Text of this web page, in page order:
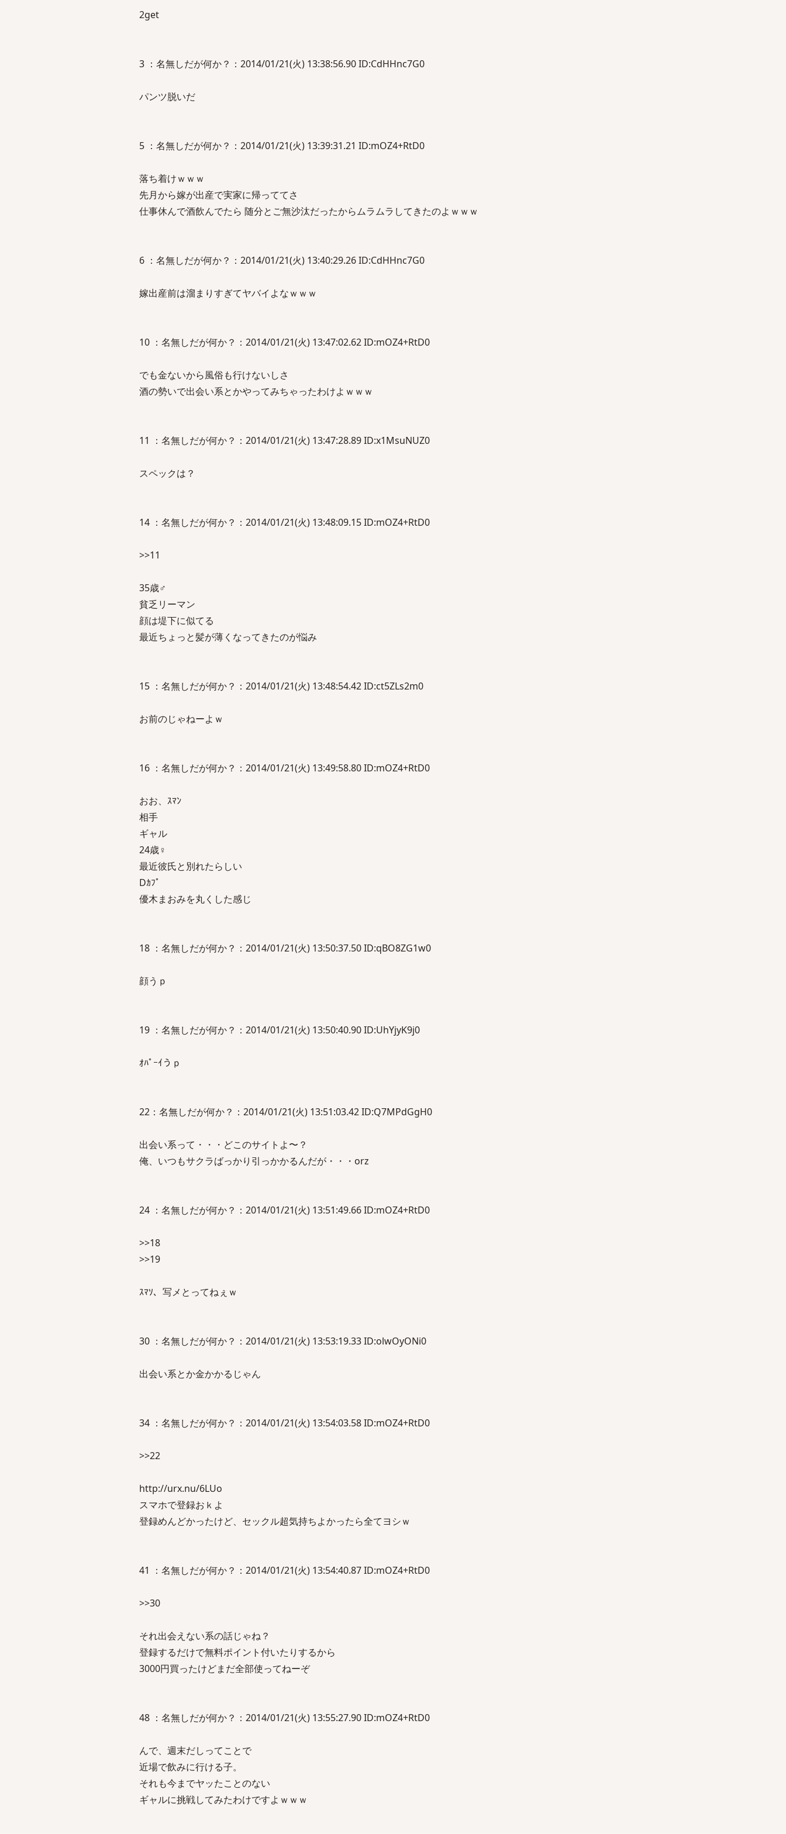
2get
3 ：名無しだが何か？：2014/01/21(火) 13:38:56.90 ID:CdHHnc7G0
パンツ脱いだ
5 ：名無しだが何か？：2014/01/21(火) 13:39:31.21 ID:mOZ4+RtD0
落ち着けｗｗｗ
先月から嫁が出産で実家に帰っててさ
仕事休んで酒飲んでたら 随分とご無沙汰だったからムラムラしてきたのよｗｗｗ
6 ：名無しだが何か？：2014/01/21(火) 13:40:29.26 ID:CdHHnc7G0
嫁出産前は溜まりすぎてヤバイよなｗｗｗ
10 ：名無しだが何か？：2014/01/21(火) 13:47:02.62 ID:mOZ4+RtD0
でも金ないから風俗も行けないしさ
酒の勢いで出会い系とかやってみちゃったわけよｗｗｗ
11 ：名無しだが何か？：2014/01/21(火) 13:47:28.89 ID:x1MsuNUZ0
スペックは？
14 ：名無しだが何か？：2014/01/21(火) 13:48:09.15 ID:mOZ4+RtD0
>>11
35歳♂
貧乏リーマン
顔は堤下に似てる
最近ちょっと髪が薄くなってきたのが悩み
15 ：名無しだが何か？：2014/01/21(火) 13:48:54.42 ID:ct5ZLs2m0
お前のじゃねーよｗ
16 ：名無しだが何か？：2014/01/21(火) 13:49:58.80 ID:mOZ4+RtD0
おお、ｽﾏﾝ
相手
ギャル
24歳♀
最近彼氏と別れたらしい
Dｶﾌﾟ
優木まおみを丸くした感じ
18 ：名無しだが何か？：2014/01/21(火) 13:50:37.50 ID:qBO8ZG1w0
顔うｐ
19 ：名無しだが何か？：2014/01/21(火) 13:50:40.90 ID:UhYjyK9j0
ｵﾊﾟｰｲうｐ
22：名無しだが何か？：2014/01/21(火) 13:51:03.42 ID:Q7MPdGgH0
出会い系って・・・どこのサイトよ〜？
俺、いつもサクラばっかり引っかかるんだが・・・orz
24 ：名無しだが何か？：2014/01/21(火) 13:51:49.66 ID:mOZ4+RtD0
>>18
>>19
ｽﾏｿ、写メとってねぇｗ
30 ：名無しだが何か？：2014/01/21(火) 13:53:19.33 ID:olwOyONi0
出会い系とか金かかるじゃん
34 ：名無しだが何か？：2014/01/21(火) 13:54:03.58 ID:mOZ4+RtD0
>>22
http://urx.nu/6LUo
スマホで登録おｋよ
登録めんどかったけど、セックル超気持ちよかったら全てヨシｗ
41 ：名無しだが何か？：2014/01/21(火) 13:54:40.87 ID:mOZ4+RtD0
>>30
それ出会えない系の話じゃね？
登録するだけで無料ポイント付いたりするから
3000円買ったけどまだ全部使ってねーぞ
48 ：名無しだが何か？：2014/01/21(火) 13:55:27.90 ID:mOZ4+RtD0
んで、週末だしってことで
近場で飲みに行ける子。
それも今までヤッたことのない
ギャルに挑戦してみたわけですよｗｗｗ